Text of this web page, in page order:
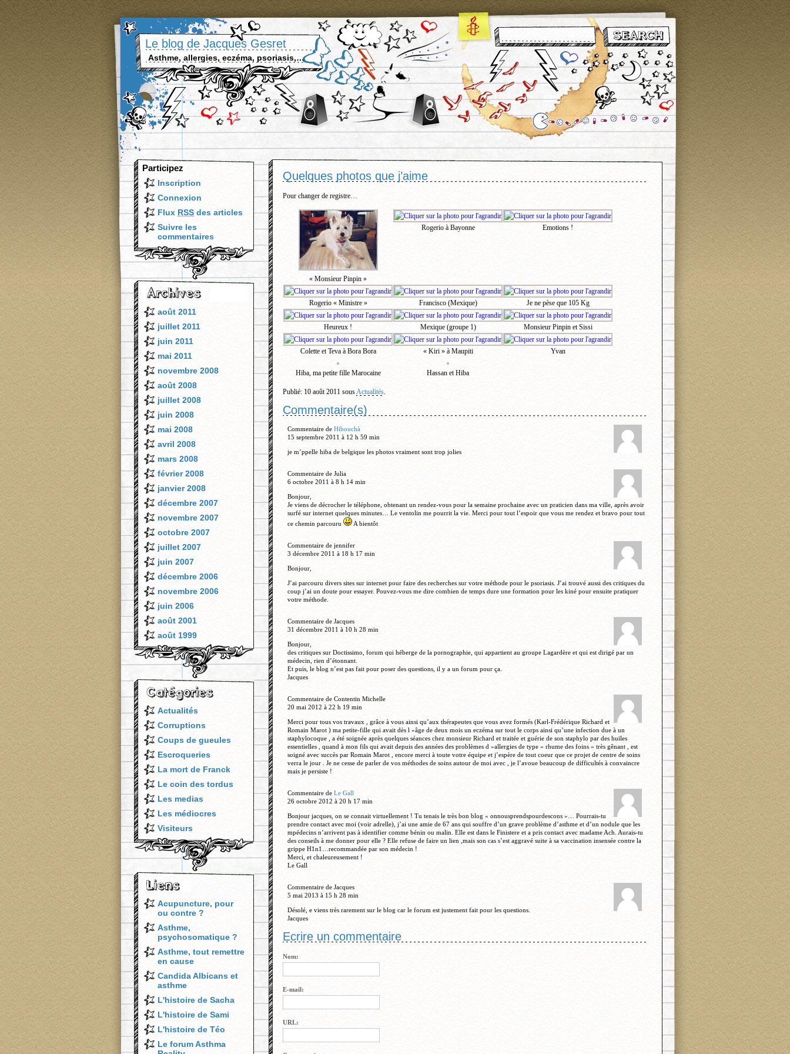
Le blog de Jacques Gesret
Asthme, allergies, eczéma, psoriasis,…
Participez
Inscription
Connexion
Flux RSS des articles
Suivre les
commentaires
août 2011
juillet 2011
juin 2011
mai 2011
novembre 2008
août 2008
juillet 2008
juin 2008
mai 2008
avril 2008
mars 2008
février 2008
janvier 2008
décembre 2007
novembre 2007
octobre 2007
juillet 2007
juin 2007
décembre 2006
novembre 2006
juin 2006
août 2001
août 1999
Actualités
Corruptions
Coups de gueules
Escroqueries
La mort de Franck
Le coin des tordus
Les medias
Les médiocres
Visiteurs
Acupuncture, pour
ou contre ?
Asthme,
psychosomatique ?
Asthme, tout remettre
en cause
Candida Albicans et
asthme
L'histoire de Sacha
L'histoire de Sami
L'histoire de Téo
Le forum Asthma
Quelques photos que j’aime
Pour changer de registre…
« Monsieur Pinpin »
Rogerio à Bayonne Emotions !
Rogerio « Ministre » Francisco (Mexique) Je ne pèse que 105 Kg
Heureux ! Mexique (groupe 1) Monsieur Pinpin et Sissi
Colette et Teva à Bora Bora « Kiri » à Maupiti Yvan
Hiba, ma petite fille Marocaine Hassan et Hiba
Publié: 10 août 2011 sousActualités.
Commentaire(s)
Commentaire de Hibouchà
15 septembre 2011 à 12 h 59 min
je m’ppelle hiba de belgique les photos vraiment sont trop jolies
Commentaire de Julia
6 octobre 2011 à 8 h 14 min
Bonjour,
Je viens de décrocher le téléphone, obtenant un rendez-vous pour la semaine prochaine avec un praticien dans ma ville, après avoir
surfé sur internet quelques minutes… Le ventolin me pourrit la vie. Merci pour tout l’espoir que vous me rendez et bravo pour tout
ce chemin parcouru
A bientôt
Commentaire de jennifer
3 décembre 2011 à 18 h 17 min
Bonjour,
J’ai parcouru divers sites sur internet pour faire des recherches sur votre méthode pour le psoriasis. J’ai trouvé aussi des critiques du
coup j’ai un doute pour essayer. Pouvez-vous me dire combien de temps dure une formation pour les kiné pour ensuite pratiquer
votre méthode.
Commentaire de Jacques
31 décembre 2011 à 10 h 28 min
Bonjour,
des critiques sur Doctissimo, forum qui héberge de la pornographie, qui appartient au groupe Lagardère et qui est dirigé par un
médecin, rien d’étonnant.
Et puis, le blog n’est pas fait pour poser des questions, il y a un forum pour ça.
Jacques
Commentaire de Contentin Michelle
20 mai 2012 à 22 h 19 min
Merci pour tous vos travaux , grâce à vous ainsi qu’aux thérapeutes que vous avez formés (Karl-Frédérique Richard et
Romain Marot ) ma petite-fille qui avait dès l »âge de deux mois un eczéma sur tout le corps ainsi qu’une infection due à un
staphylocoque , a été soignée après quelques séances chez monsieur Richard et traitée et guérie de son staphylo par des huiles
essentielles , quand à mon fils qui avait depuis des années des problèmes d »allergies de type « rhume des foins » très gênant , est
soigné avec succès par Romain Marot , encore merci à toute votre équipe et j’espère de tout coeur que ce projet de centre de soins
verra le jour . Je ne cesse de parler de vos méthodes de soins autour de moi avec , je l’avoue beaucoup de difficultés à convaincre
mais je persiste !
Commentaire de Le Gall
26 octobre 2012 à 20 h 17 min
Bonjour jacques, on se connait virtuellement ! Tu tenais le très bon blog « onnousprendspourdescons »… Pourrais-tu
prendre contact avec moi (voir adrelle), j’ai une amie de 67 ans qui souffre d’un grave problème d’asthme et d’un nodule que les
mpédecins n’arrivent pas à identifier comme bénin ou malin. Elle est dans le Finistere et a pris contact avec madame Ach. Aurais-tu
des conseils à me donner pour elle ? Elle refuse de faire un lien ,mais son cas s’est aggravé suite à sa vaccination insensée contre la
grippe H1n1…recommandée par son médecin !
Merci, et chaleureusement !
Le Gall
Commentaire de Jacques
5 mai 2013 à 15 h 28 min
Désolé, e viens très rarement sur le blog car le forum est justement fait pour les questions.
Jacques
Ecrire un commentaire
Nom:
E-mail:
URL: